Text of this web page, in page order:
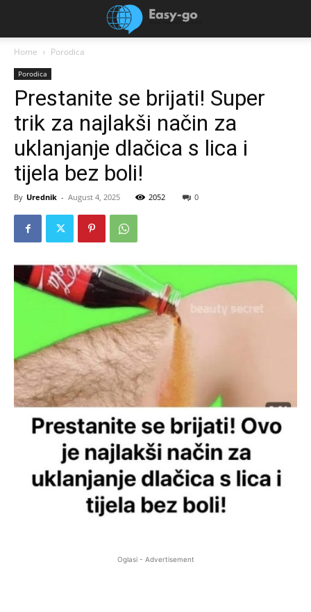
Home Porodica
Porodica
Prestanite se brijati! Super
trik za najlakši način za
uklanjanje dlačica s lica i
tijela bez boli!
By Urednik - August 4, 2025 2052 0
Oglasi - Advertisement